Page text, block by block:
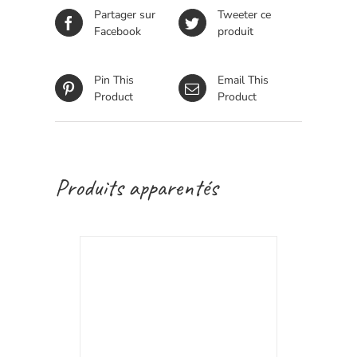
Partager sur
Facebook
Tweeter ce
produit
Pin This
Product
Email This
Product
Produits apparentés